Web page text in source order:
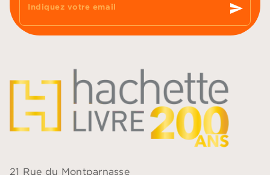
Indiquez votre email send
21 Rue du Montparnasse